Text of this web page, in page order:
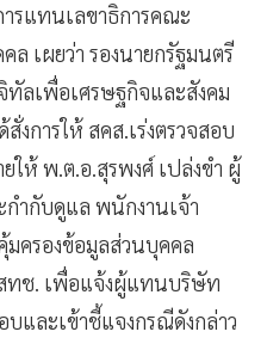
รแทนเลขาธิการคณะ
ล เผยว่า รองนายกรัฐมนตรี
ทัลเพื่อเศรษฐกิจและสังคม
งการให้ สคส.เร่งตรวจสอบ
ให้ พ.ต.อ.สุรพงศ์ เปล่งขำ ผู้
กำกับดูแล พนักงานเจ้า
มครองข้อมูลส่วนบุคคล
ทช. เพื่อแจ้งผู้แทนบริษัท
และเข้าชี้แจงกรณีดังกล่าว